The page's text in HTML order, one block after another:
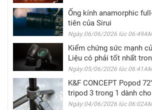
Ống kính anamorphic
tiên của Sirui
Ngày:06/06/2026 lúc 06:49AM
Kiểm chứng sức mạnh
Liệu có phải tốt nhất
Ngày:05/06/2026 lúc 06:41AM
K&F CONCEPT Popod
tripod 3 trong 1 dành
dung di động
Ngày:04/06/2026 lúc 06:02AM